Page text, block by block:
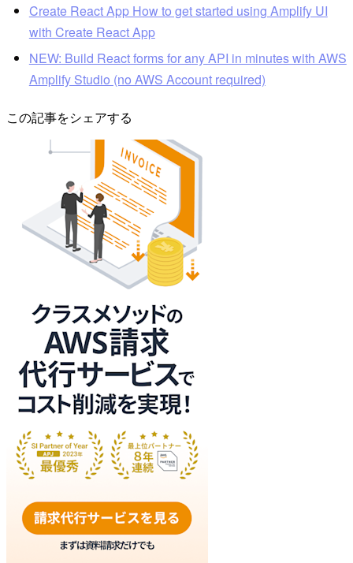
Create React App How to get started using Amplify UI
with Create React App
NEW: Build React forms for any API in minutes with AWS
Amplify Studio (no AWS Account required)
この記事をシェアする